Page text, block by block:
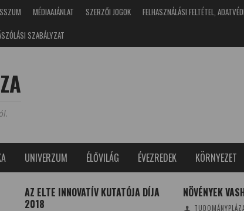
MÉDIAAJÁNLAT SZERZŐI JOGOK
FELHASZNÁLÁSI FELTÉTEL,
SZABÁLYZAT
UNIVERZUM ÉLŐVILÁG ÉVEZREDEK KÖRNYEZET
AZ ELTE INNOVATÍV KUTATÓJA DÍJA
2018
NÖVÉNYEK